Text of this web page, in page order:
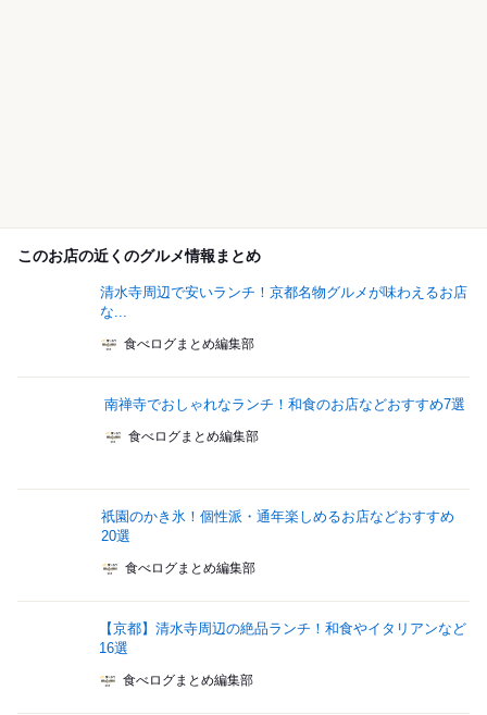
このお店の近くのグルメ情報まとめ
清水寺周辺で安いランチ！京都名物グルメが味わえるお店
な...
食べログまとめ編集部
南禅寺でおしゃれなランチ！和食のお店などおすすめ7選
食べログまとめ編集部
祇園のかき氷！個性派・通年楽しめるお店などおすすめ
20選
食べログまとめ編集部
【京都】清水寺周辺の絶品ランチ！和食やイタリアンなど
16選
食べログまとめ編集部